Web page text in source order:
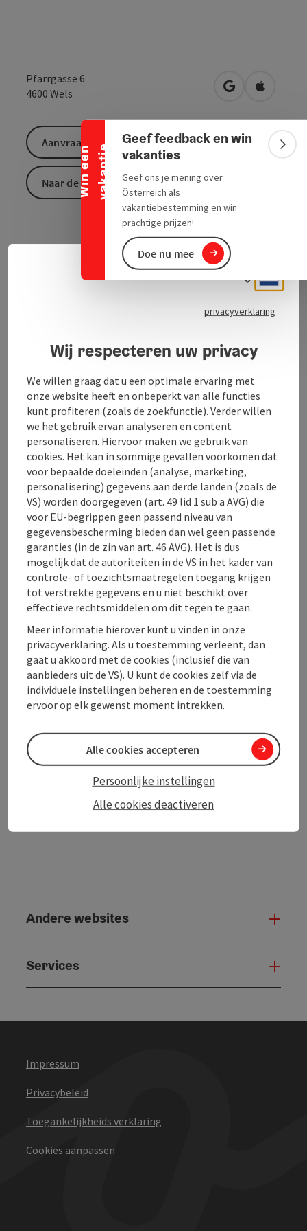
W
i
n
e
e
n
v
a
k
a
n
t
ie
Banner inklappen
Geef feedback en win
vakanties
Geef ons je mening over
Österreich als
vakantiebestemming en win
prachtige prijzen!
Doe nu mee
Pfarrgasse 6
4600 Wels Openen inOpenen
Openingstijden
Keuken
Inrichting
Prijs
Ligging
Geschiktheid
Toegankelijkheid
Aanvraag versturen
Naar de website
PDF aanmaken In de buurt
powered by TOURDATA
Andere websites
Services
Impressum
Privacybeleid
Toegankelijkheids verklaring
Cookies aanpassen
privacyverklaring
Wij respecteren uw privacy
We willen graag dat u een optimale ervaring met
onze website heeft en onbeperkt van alle functies
kunt profiteren (zoals de zoekfunctie). Verder willen
we het gebruik ervan analyseren en content
personaliseren. Hiervoor maken we gebruik van
cookies. Het kan in sommige gevallen voorkomen dat
voor bepaalde doeleinden (analyse, marketing,
personalisering) gegevens aan derde landen (zoals de
VS) worden doorgegeven (art. 49 lid 1 sub a AVG) die
voor EU-begrippen geen passend niveau van
gegevensbescherming bieden dan wel geen passende
garanties (in de zin van art. 46 AVG). Het is dus
mogelijk dat de autoriteiten in de VS in het kader van
controle- of toezichtsmaatregelen toegang krijgen
tot verstrekte gegevens en u niet beschikt over
effectieve rechtsmiddelen om dit tegen te gaan.
Meer informatie hierover kunt u vinden in onze
privacyverklaring. Als u toestemming verleent, dan
gaat u akkoord met de cookies (inclusief die van
aanbieders uit de VS). U kunt de cookies zelf via de
individuele instellingen beheren en de toestemming
ervoor op elk gewenst moment intrekken.
Alle cookies deactiveren
Persoonlijke instellingen
Alle cookies accepteren